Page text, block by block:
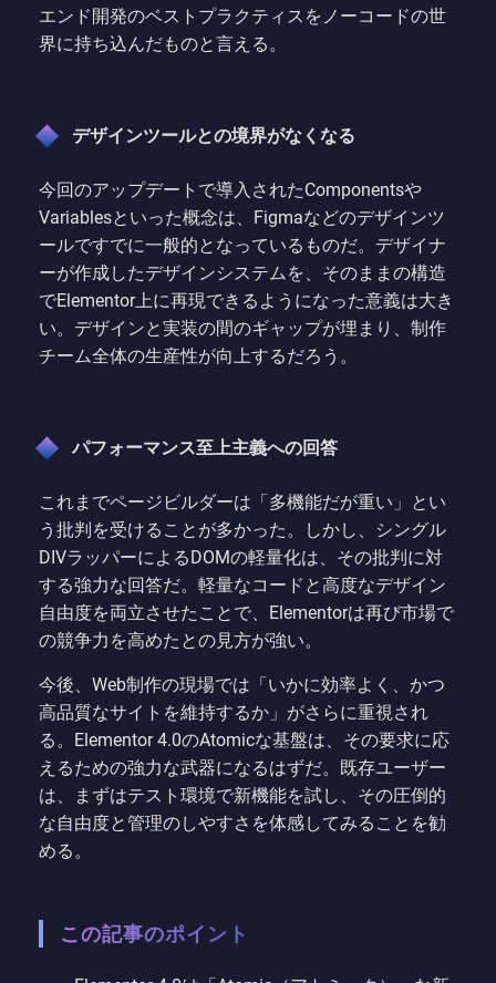
エンド開発のベストプラクティスをノーコードの世
界に持ち込んだものと言える。
デザインツールとの境界がなくなる
今回のアップデートで導入されたComponentsや
Variablesといった概念は、Figmaなどのデザインツ
ールですでに一般的となっているものだ。デザイナ
ーが作成したデザインシステムを、そのままの構造
でElementor上に再現できるようになった意義は大き
い。デザインと実装の間のギャップが埋まり、制作
チーム全体の生産性が向上するだろう。
パフォーマンス至上主義への回答
これまでページビルダーは「多機能だが重い」とい
う批判を受けることが多かった。しかし、シングル
DIVラッパーによるDOMの軽量化は、その批判に対
する強力な回答だ。軽量なコードと高度なデザイン
自由度を両立させたことで、Elementorは再び市場で
の競争力を高めたとの見方が強い。
今後、Web制作の現場では「いかに効率よく、かつ
高品質なサイトを維持するか」がさらに重視され
る。Elementor 4.0のAtomicな基盤は、その要求に応
えるための強力な武器になるはずだ。既存ユーザー
は、まずはテスト環境で新機能を試し、その圧倒的
な自由度と管理のしやすさを体感してみることを勧
める。
この記事のポイント